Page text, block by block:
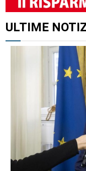
ULTIME